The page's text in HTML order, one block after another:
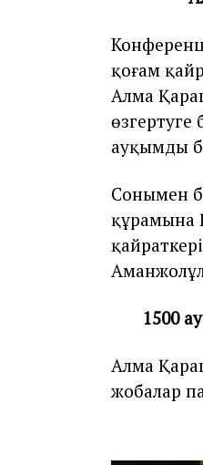
қоғам
Алма
ауқымды
Сонымен
құрамына
1500
Алма
жобалар